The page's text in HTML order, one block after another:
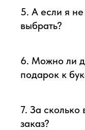
5. А если я
выбрать?
6. Можно ли
подарок к
7. За
заказ?